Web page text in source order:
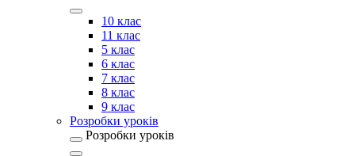
10 клас
11 клас
5 клас
6 клас
7 клас
8 клас
9 клас
Розробки уроків
Розробки уроків